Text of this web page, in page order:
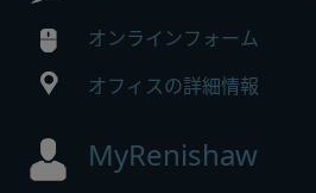
オンラインフォーム
オフィスの詳細情報
MyRenishaw